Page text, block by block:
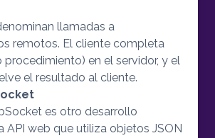
llamadas a
remotos. El cliente completa
procedimiento) en el servidor, y el
el resultado al cliente.
es otro desarrollo
API web que utiliza objetos JSON